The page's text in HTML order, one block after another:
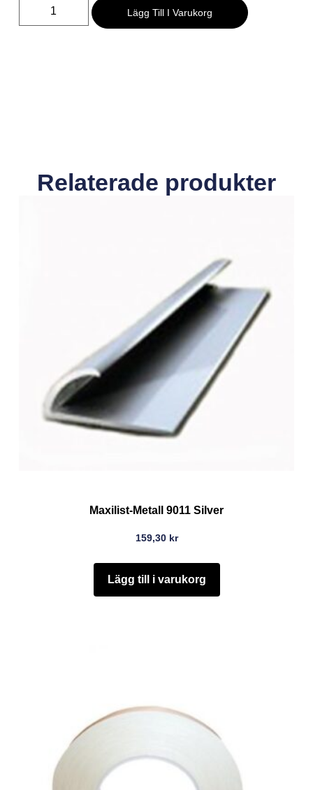
Lägg Till I Varukorg
Relaterade produkter
Maxilist-Metall 9011 Silver
159,30 kr
Lägg till i varukorg